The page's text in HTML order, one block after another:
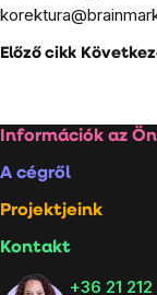
Előző cikk
Lábléc
Információk az
A cégről
Projektjeink
Kontakt
+36 21